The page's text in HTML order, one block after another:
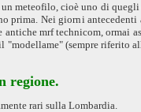
meteofilo, cioè uno di
prima. Nei giorni
mrf technicom, ormai
"modellame" (sempre
regione.
rari sulla Lombardia.